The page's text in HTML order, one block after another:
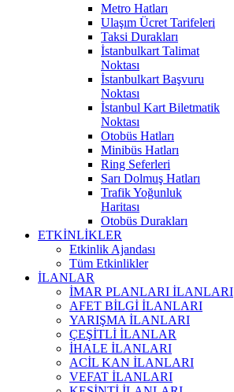
Metro Hatları
Ulaşım Ücret Tarifeleri
Taksi Durakları
İstanbulkart Talimat
Noktası
İstanbulkart Başvuru
Noktası
İstanbul Kart Biletmatik
Noktası
Otobüs Hatları
Minibüs Hatları
Ring Seferleri
Sarı Dolmuş Hatları
Trafik Yoğunluk
Haritası
Otobüs Durakları
ETKİNLİKLER
Etkinlik Ajandası
Tüm Etkinlikler
İLANLAR
İMAR PLANLARI İLANLARI
AFET BİLGİ İLANLARI
YARIŞMA İLANLARI
ÇEŞİTLİ İLANLAR
İHALE İLANLARI
ACİL KAN İLANLARI
VEFAT İLANLARI